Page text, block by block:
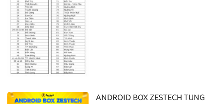
ANDROID BOX ZESTECH TUNG